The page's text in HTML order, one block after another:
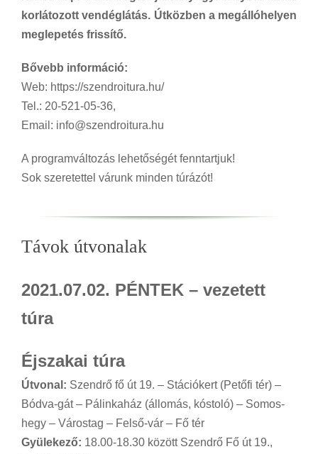
korlátozott vendéglátás. Útközben a megállóhelyen
meglepetés frissítő.
Bővebb információ:
Web: https://szendroitura.hu/
Tel.: 20-521-05-36,
Email: info@szendroitura.hu
A programváltozás lehetőségét fenntartjuk!
Sok szeretettel várunk minden túrázót!
Távok útvonalak
2021.07.02. PÉNTEK – vezetett
túra
Éjszakai túra
Útvonal: Szendrő fő út 19. – Stációkert (Petőfi tér) –
Bódva-gát – Pálinkaház (állomás, kóstoló) – Somos-
hegy – Várostag – Felső-vár – Fő tér
Gyülekező: 18.00-18.30 között Szendrő Fő út 19.,